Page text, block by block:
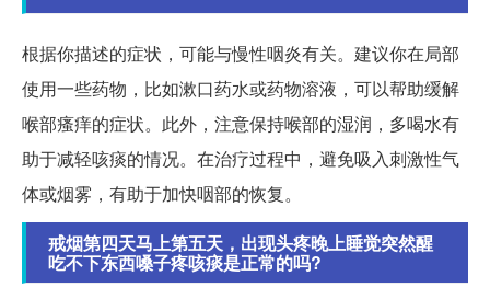
根据你描述的症状，可能与慢性咽炎有关。建议你在局部
使用一些药物，比如漱口药水或药物溶液，可以帮助缓解
喉部瘙痒的症状。此外，注意保持喉部的湿润，多喝水有
助于减轻咳痰的情况。在治疗过程中，避免吸入刺激性气
体或烟雾，有助于加快咽部的恢复。
戒烟第四天马上第五天，出现头疼晚上睡觉突然醒
吃不下东西嗓子疼咳痰是正常的吗?